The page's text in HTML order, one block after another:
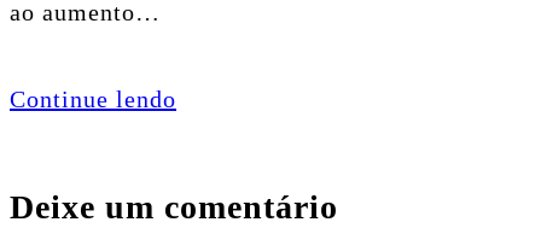
ao aumento…
Continue lendo
Deixe um comentário